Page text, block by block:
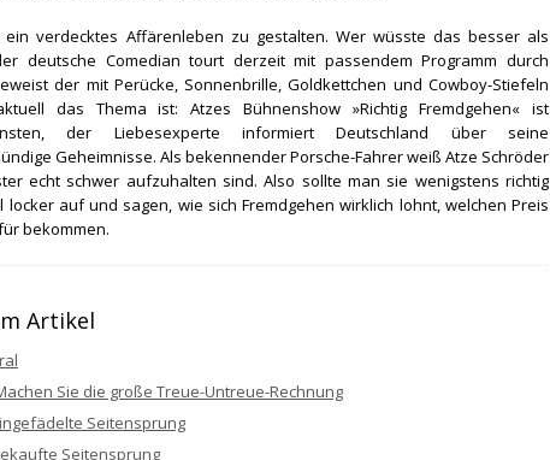
verdecktes Affärenleben zu gestalten. Wer wüsste das besser als
deutsche Comedian tourt derzeit mit passendem Programm durch
der mit Perücke, Sonnenbrille, Goldkettchen und Cowboy-Stiefeln
das Thema ist: Atzes Bühnenshow »Richtig Fremdgehen« ist
der Liebesexperte informiert Deutschland über seine
Geheimnisse. Als bekennender Porsche-Fahrer weiß Atze Schröder
echt schwer aufzuhalten sind. Also sollte man sie wenigstens richtig
auf und sagen, wie sich Fremdgehen wirklich lohnt, welchen Preis
bekommen.
Artikel
Sie die große Treue-Untreue-Rechnung
Seitensprung
Seitensprung